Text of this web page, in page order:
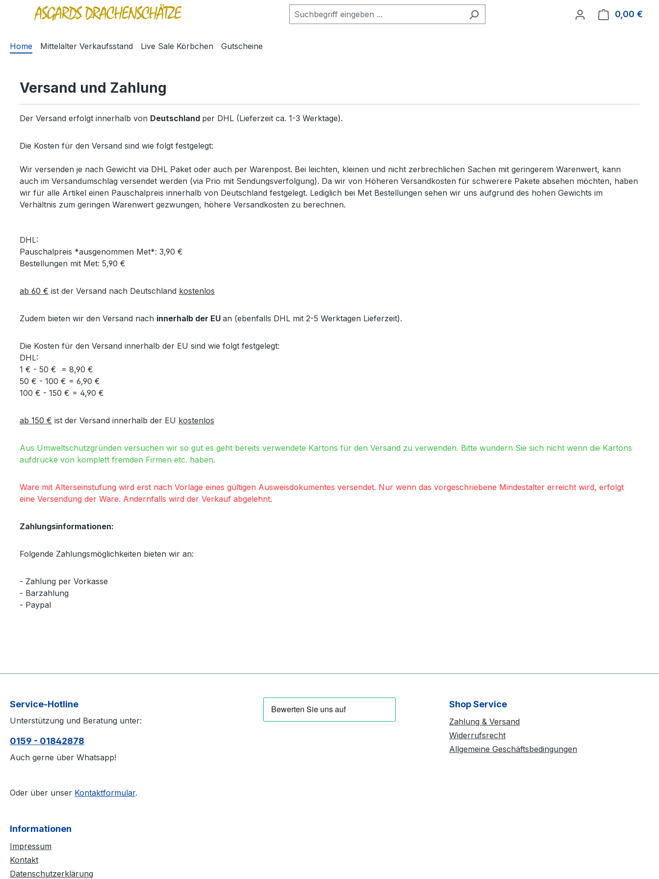
Zur Hauptnavigation springen 0,00 €
Home Mittelalter Verkaufsstand Live Sale Körbchen Gutscheine
Versand und Zahlung
Der Versand erfolgt innerhalb von Deutschland per DHL (Lieferzeit ca. 1-3 Werktage).
Die Kosten für den Versand sind wie folgt festgelegt:
Wir versenden je nach Gewicht via DHL Paket oder auch per Warenpost. Bei leichten, kleinen und nicht zerbrechlichen Sachen mit geringerem Warenwert, kann
auch im Versandumschlag versendet werden (via Prio mit Sendungsverfolgung). Da wir von Höheren Versandkosten für schwerere Pakete absehen möchten, haben
wir für alle Artikel einen Pauschalpreis innerhalb von Deutschland festgelegt. Lediglich bei Met Bestellungen sehen wir uns aufgrund des hohen Gewichts im
Verhältnis zum geringen Warenwert gezwungen, höhere Versandkosten zu berechnen.
DHL:
Pauschalpreis *ausgenommen Met*: 3,90 €
Bestellungen mit Met: 5,90 €
ab 60 € ist der Versand nach Deutschland kostenlos
Zudem bieten wir den Versand nach innerhalb der EU an (ebenfalls DHL mit 2-5 Werktagen Lieferzeit).
Die Kosten für den Versand innerhalb der EU sind wie folgt festgelegt:
DHL:
1 € - 50 € = 8,90 €
50 € - 100 € = 6,90 €
100 € - 150 € = 4,90 €
ab 150 € ist der Versand innerhalb der EU kostenlos
Aus Umweltschutzgründen versuchen wir so gut es geht bereits verwendete Kartons für den Versand zu verwenden. Bitte wundern Sie sich nicht wenn die Kartons
aufdrucke von komplett fremden Firmen etc. haben.
Ware mit Alterseinstufung wird erst nach Vorlage eines gültigen Ausweisdokumentes versendet. Nur wenn das vorgeschriebene Mindestalter erreicht wird, erfolgt
eine Versendung der Ware. Andernfalls wird der Verkauf abgelehnt.
Zahlungsinformationen:
Folgende Zahlungsmöglichkeiten bieten wir an:
- Zahlung per Vorkasse
- Barzahlung
- Paypal
Service-Hotline
Unterstützung und Beratung unter:
0159 - 01842878
Auch gerne über Whatsapp!
Oder über unser Kontaktformular.
Shop Service
Zahlung & Versand
Widerrufsrecht
Allgemeine Geschäftsbedingungen
Informationen
Impressum
Kontakt
Datenschutzerklärung